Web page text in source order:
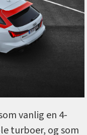
vanlig en 4-
turboer, og som